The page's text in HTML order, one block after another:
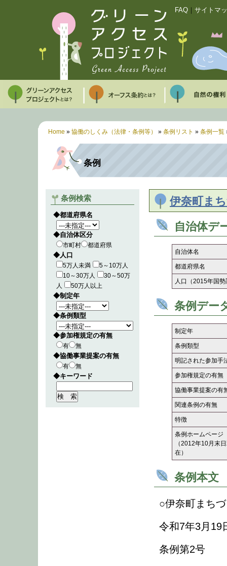
FAQ サイトマ
Home » 協働のしくみ（法律・条例等） » 条例リスト » 条例一覧
条例
条例検索
◆都道府県名
◆自治体区分
市町村 都道府県
◆人口
5万人未満
5～10万人
10～30万人
30～50万
人
50万人以上
◆制定年
◆条例類型
◆参加権規定の有無
有 無
◆協働事業提案の有無
有 無
◆キーワード
伊奈町ま
自治体デ
自治体名
都道府県名
人口（2015年国勢
条例デー
制定年
条例類型
明記された参加手
参加権規定の有無
協働事業提案の有
関連条例の有無
特徴
条例ホームページ
（2012年10月末
在）
条例本文
○伊奈町まち
令和7年3月19
条例第2号